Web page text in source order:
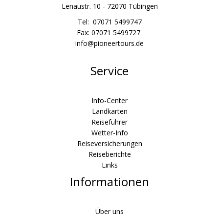
Lenaustr. 10 - 72070 Tübingen
Tel: 07071 5499747
Fax: 07071 5499727
info@pioneertours.de
Service
Info-Center
Landkarten
Reiseführer
Wetter-Info
Reiseversicherungen
Reiseberichte
Links
Informationen
Über uns